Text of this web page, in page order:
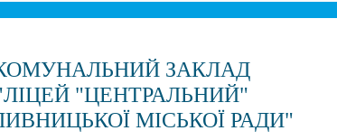
ЗАКЛАД
"ЦЕНТРАЛЬНИЙ"
МІСЬКОЇ РАДИ"